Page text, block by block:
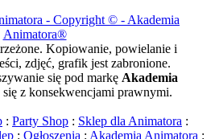
- Copyright © - Akademia
Animatora®
Kopiowanie, powielanie i
zdjęć, grafik jest zabronione.
się pod markę Akademia
z konsekwencjami prawnymi.
: Party Shop : Sklep dla Animatora :
: Ogłoszenia : Akademia Animatora :